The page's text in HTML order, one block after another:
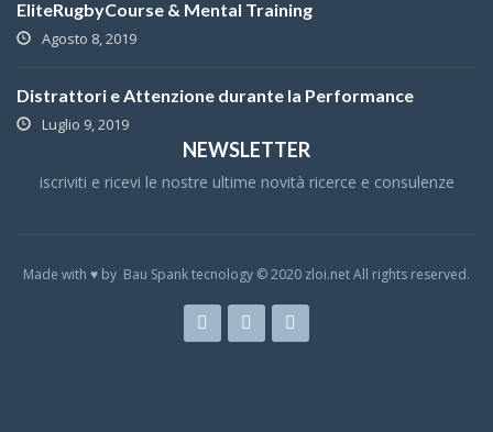
EliteRugbyCourse & Mental Training
Agosto 8, 2019
Distrattori e Attenzione durante la Performance
Luglio 9, 2019
NEWSLETTER
iscriviti e ricevi le nostre ultime novità ricerce e consulenze
Made with ♥ by Bau Spank tecnology © 2020 zloi.net All rights reserved.